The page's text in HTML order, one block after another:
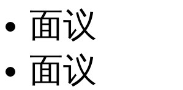
面议
面议